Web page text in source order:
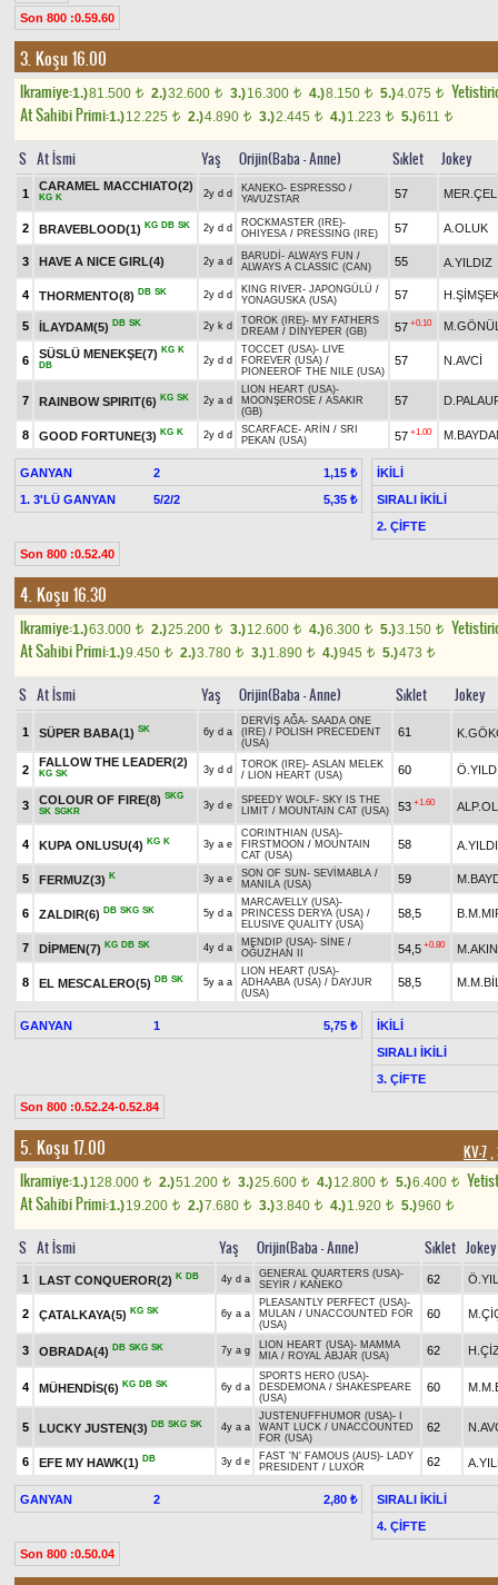
Son 800 :0.59.60
3. Koşu 16.00
Ikramiye:1.)81.500 t 2.)32.600 t 3.)16.300 t 4.)8.150 t 5.)4.075 t
At Sahibi Primi:1.)12.225 t 2.)4.890 t 3.)2.445 t 4.)1.223 t 5.)611 t
S At İsmi Yaş Orijin(Baba - Anne) Sıklet Jokey
1
CARAMEL MACCHIATO(2)
KG K 2y d d KANEKO- ESPRESSO /
YAVUZSTAR
57
2 BRAVEBLOOD(1) KG DB SK 2y d d ROCKMASTER (IRE)-
OHIYESA / PRESSING (IRE) 57 A.OLUK
3 HAVE A NICE GIRL(4) 2y a d BARUDİ - ALWAYS FUN /
ALWAYS A CLASSIC (CAN)
55 A.YILDIZ
4 THORMENTO(8) DB SK 2y d d KING RIVER- JAPONGÜLÜ /
YONAGUSKA (USA)
57
5 İLAYDAM(5) DB SK 2y k d TOROK (IRE)- MY FATHERS
DREAM / DİNYEPER (GB) 57 +0.10
6
SÜSLÜ MENEKŞE(7) KG K
DB
2y d d
TOCCET (USA)- LIVE
FOREVER (USA) /
PIONEEROF THE NILE (USA)
57 N.AVCİ
7 RAINBOW SPIRIT(6) KG SK 2y a d
LION HEART (USA)-
MOONŞEROSE / ASAKIR
(GB)
57
8 GOOD FORTUNE(3) KG K 2y d d SCARFACE- ARİN / SRI
PEKAN (USA)
57 +1.00
GANYAN 2
1,15 ₺
1. 3'LÜ GANYAN
5/2/2 5,35 ₺
İKİLİ
SIRALI İKİLİ
2. ÇİFTE
Son 800 :0.52.40
4. Koşu 16.30
Ikramiye:1.)63.000 t 2.)25.200 t 3.)12.600 t 4.)6.300 t 5.)3.150 t
At Sahibi Primi:1.)9.450 t 2.)3.780 t 3.)1.890 t 4.)945 t 5.)473 t
S At İsmi Yaş Orijin(Baba - Anne) Sıklet Jokey
1 SÜPER BABA(1) SK 6y d a
DERVİŞ AĞA- SAADA ONE
(IRE) / POLISH PRECEDENT
(USA)
61
2
FALLOW THE LEADER(2)
KG SK 3y d d TOROK (IRE)- ASLAN MELEK
/ LION HEART (USA) 60
3 COLOUR OF FIRE(8) SKG
SK SGKR
3y d e SPEEDY WOLF- SKY IS THE
LIMIT / MOUNTAIN CAT (USA) 53 +1.60
4 KUPA ONLUSU(4) KG K 3y a e
CORINTHIAN (USA)-
FIRSTMOON / MOUNTAIN
CAT (USA)
58
5 FERMUZ(3) K 3y a e SON OF SUN - SEVİMABLA /
MANILA (USA)
59
6 ZALDIR(6) DB SKG SK 5y d a
MARCAVELLY (USA)-
PRINCESS DERYA (USA) /
ELUSIVE QUALITY (USA)
58,5
7 DİPMEN(7) KG DB SK 4y d a MENDIP (USA)- SİNE /
OĞUZHAN II
54,5 +0.80 M.AKIN
8 EL MESCALERO(5) DB SK 5y a a
LION HEART (USA)-
ADHAABA (USA) / DAYJUR
(USA)
58,5
GANYAN 1 5,75 ₺
İKİLİ
SIRALI İKİLİ
3. ÇİFTE
Son 800 :0.52.24-0.52.84
5. Koşu 17.00 KV-7,
Ikramiye:1.)128.000 t 2.)51.200 t 3.)25.600 t 4.)12.800 t 5.)6.400 t
At Sahibi Primi:1.)19.200 t 2.)7.680 t 3.)3.840 t 4.)1.920 t 5.)960 t
S At İsmi Yaş Orijin(Baba - Anne) Sıklet Jokey
1 LAST CONQUEROR(2) K DB 4y d a GENERAL QUARTERS (USA)-
SEYİR / KANEKO 62
2 ÇATALKAYA(5) KG SK 6y a a
PLEASANTLY PERFECT (USA)-
MULAN / UNACCOUNTED FOR
(USA)
60
3 OBRADA(4) DB SKG SK 7y a g LION HEART (USA)- MAMMA
MIA / ROYAL ABJAR (USA) 62
4 MÜHENDİS(6) KG DB SK 6y d a
SPORTS HERO (USA)-
DESDEMONA / SHAKESPEARE
(USA)
60
5 LUCKY JUSTEN(3) DB SKG SK 4y a a
JUSTENUFFHUMOR (USA)-
WANT LUCK / UNACCOUNTED
FOR (USA)
62
6 EFE MY HAWK(1) DB 3y d e FAST 'N' FAMOUS (AUS)- LADY
PRESIDENT / LUXOR 62
GANYAN 2 2,80 ₺
SIRALI İKİLİ
4. ÇİFTE
Son 800 :0.50.04